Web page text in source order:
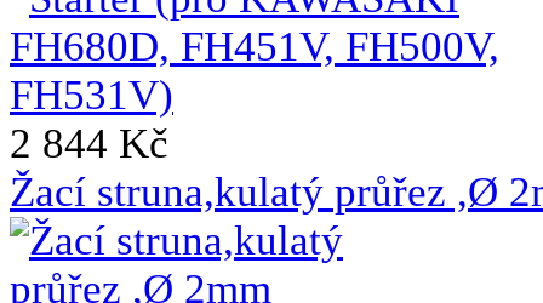
2 844 Kč
Žací struna,kulatý průřez ,Ø